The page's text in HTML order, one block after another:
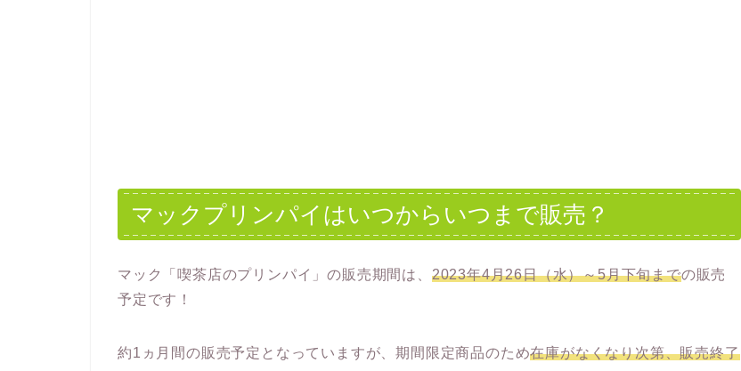
マックプリンパイはいつからいつまで販売？
マック「喫茶店のプリンパイ」の販売期間は、 2023年4月26日（水）～5月下旬までの販売
予定です！
約1ヵ月間の販売予定となっていますが、期間限定商品のため在庫がなくなり次第、販売終了